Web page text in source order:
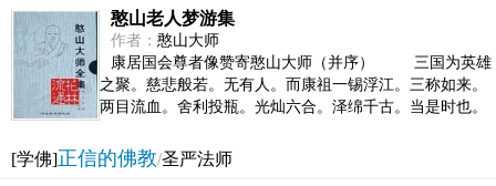
憨山老人梦游集
作者： 憨山大师
康居国会尊者像赞寄憨山大师（并序） 三国为英雄
之聚。慈悲般若。无有人。而康祖一锡浮江。三称如来。
两目流血。舍利投瓶。光灿六合。泽绵千古。当是时也。
[学佛]正信的佛教/圣严法师